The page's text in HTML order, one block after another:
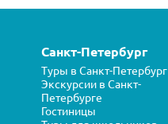
Санкт-Петербург
Туры в Санкт-Петербург
Экскурсии в Санкт-
Петербурге
Гостиницы